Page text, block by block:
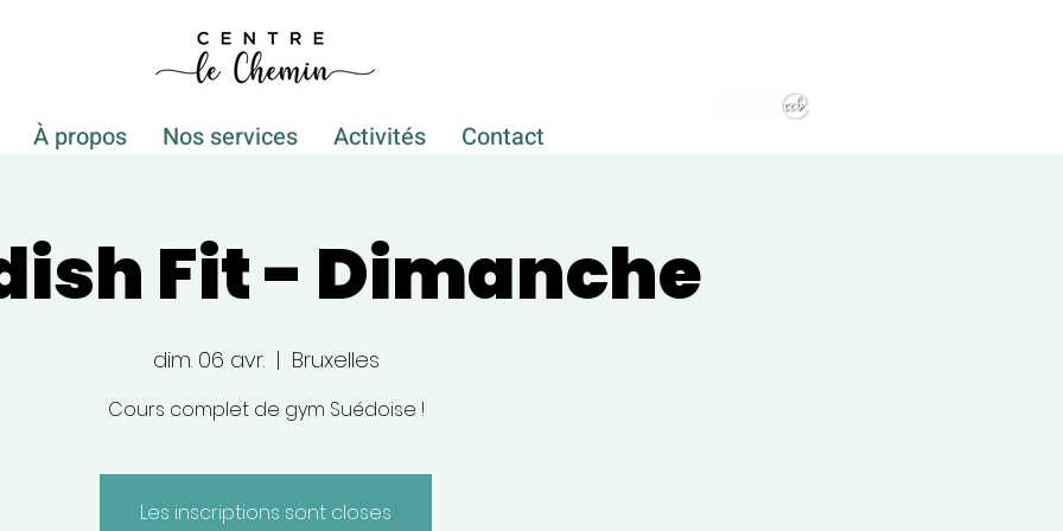
À propos Nos services Activités Contact
Fit - Dimanche
dim. 06 avr.
  |
Bruxelles
Cours complet de gym Suédoise !
Les inscriptions sont closes